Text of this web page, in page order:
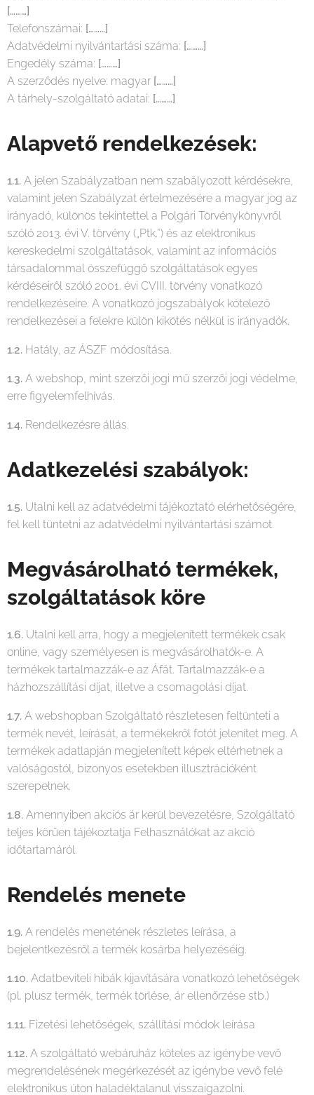
[………]
Telefonszámai: [………]
Adatvédelmi nyilvántartási száma: [………]
Engedély száma: [………]
A szerződés nyelve: magyar [………]
A tárhely-szolgáltató adatai: [………]
Alapvető rendelkezések:
1.1. A jelen Szabályzatban nem szabályozott kérdésekre,
valamint jelen Szabályzat értelmezésére a magyar jog az
irányadó, különös tekintettel a Polgári Törvénykönyvről
szóló 2013. évi V. törvény („Ptk.”) és az elektronikus
kereskedelmi szolgáltatások, valamint az információs
társadalommal összefüggő szolgáltatások egyes
kérdéseiről szóló 2001. évi CVIII. törvény vonatkozó
rendelkezéseire. A vonatkozó jogszabályok kötelező
rendelkezései a felekre külön kikötés nélkül is irányadók.
1.2. Hatály, az ÁSZF módosítása.
1.3. A webshop, mint szerzői jogi mű szerzői jogi védelme,
erre figyelemfelhívás.
1.4. Rendelkezésre állás.
Adatkezelési szabályok:
1.5. Utalni kell az adatvédelmi tájékoztató elérhetőségére,
fel kell tüntetni az adatvédelmi nyilvántartási számot.
Megvásárolható termékek,
szolgáltatások köre
1.6. Utalni kell arra, hogy a megjelenített termékek csak
online, vagy személyesen is megvásárolhatók-e. A
termékek tartalmazzák-e az Áfát. Tartalmazzák-e a
házhozszállítási díjat, illetve a csomagolási díjat.
1.7. A webshopban Szolgáltató részletesen feltünteti a
termék nevét, leírását, a termékekről fotót jelenítet meg. A
termékek adatlapján megjelenített képek eltérhetnek a
valóságostól, bizonyos esetekben illusztrációként
szerepelnek.
1.8. Amennyiben akciós ár kerül bevezetésre, Szolgáltató
teljes körűen tájékoztatja Felhasználókat az akció
időtartamáról.
Rendelés menete
1.9. A rendelés menetének részletes leírása, a
bejelentkezésről a termék kosárba helyezéséig.
1.10. Adatbeviteli hibák kijavítására vonatkozó lehetőségek
(pl. plusz termék, termék törlése, ár ellenőrzése stb.)
1.11. Fizetési lehetőségek, szállítási módok leírása
1.12. A szolgáltató webáruház köteles az igénybe vevő
megrendelésének megérkezését az igénybe vevő felé
elektronikus úton haladéktalanul visszaigazolni.